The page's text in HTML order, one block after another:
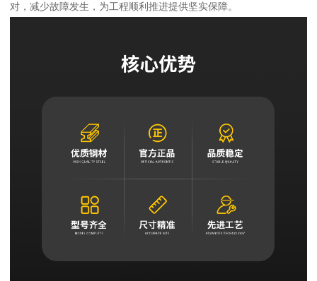
对，减少故障发生，为工程顺利推进提供坚实保障。​